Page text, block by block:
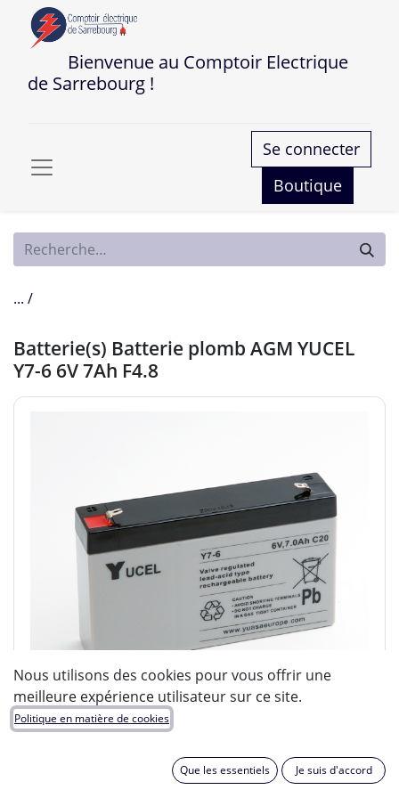
Bienvenue au Comptoir Electrique
de Sarrebourg !
Se connecter
Boutique
... /
Batterie(s) Batterie plomb AGM YUCEL
Y7-6 6V 7Ah F4.8
Nous utilisons des cookies pour vous offrir une
meilleure expérience utilisateur sur ce site.
Politique en matière de cookies
Que les essentiels Je suis d'accord